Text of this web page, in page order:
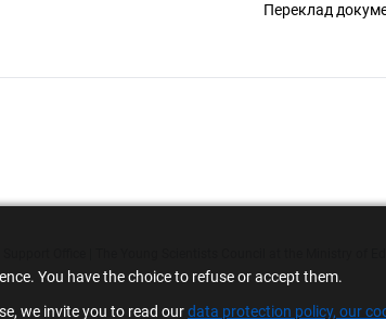
You have the choice to refuse or accept them.
we invite you to read ourdata protection policy, our
Переклад